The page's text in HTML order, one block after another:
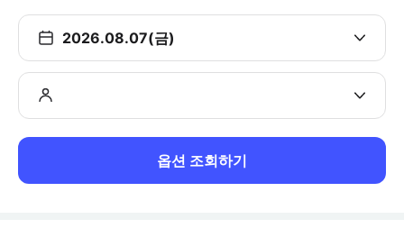
2026.08.07(금)
옵션 조회하기